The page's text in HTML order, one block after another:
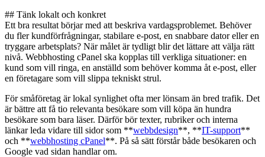
## Tänk lokalt och konkret
Ett bra resultat börjar med att beskriva vardagsproblemet. Behöver
du fler kundförfrågningar, stabilare e-post, en snabbare dator eller en
tryggare arbetsplats? När målet är tydligt blir det lättare att välja rätt
nivå. Webbhosting cPanel ska kopplas till verkliga situationer: en
kund som vill ringa, en anställd som behöver komma åt e-post, eller
en företagare som vill slippa tekniskt strul.
För småföretag är lokal synlighet ofta mer lönsam än bred trafik. Det
är bättre att få tio relevanta besökare som vill köpa än hundra
besökare som bara läser. Därför bör texter, rubriker och interna
länkar leda vidare till sidor som **webbdesign**, **IT-support**
och **webbhosting cPanel**. På så sätt förstår både besökaren och
Google vad sidan handlar om.